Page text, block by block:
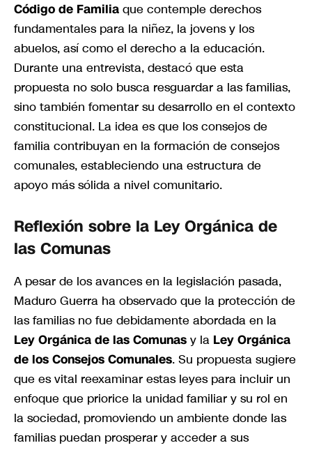
Código de Familia que contemple derechos
fundamentales para la niñez, la jovens y los
abuelos, así como el derecho a la educación.
Durante una entrevista, destacó que esta
propuesta no solo busca resguardar a las familias,
sino también fomentar su desarrollo en el contexto
constitucional. La idea es que los consejos de
familia contribuyan en la formación de consejos
comunales, estableciendo una estructura de
apoyo más sólida a nivel comunitario.
Reflexión sobre la Ley Orgánica de
las Comunas
A pesar de los avances en la legislación pasada,
Maduro Guerra ha observado que la protección de
las familias no fue debidamente abordada en la
Ley Orgánica de las Comunas y la Ley Orgánica
de los Consejos Comunales. Su propuesta sugiere
que es vital reexaminar estas leyes para incluir un
enfoque que priorice la unidad familiar y su rol en
la sociedad, promoviendo un ambiente donde las
familias puedan prosperar y acceder a sus